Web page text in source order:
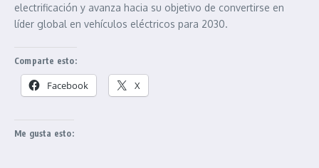
electrificación y avanza hacia su objetivo de convertirse en
líder global en vehículos eléctricos para 2030.
Comparte esto:
Facebook X
Me gusta esto: